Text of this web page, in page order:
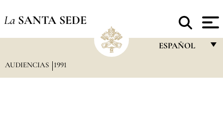
La SANTA SEDE
ESPAÑOL
AUDIENCIAS 1991